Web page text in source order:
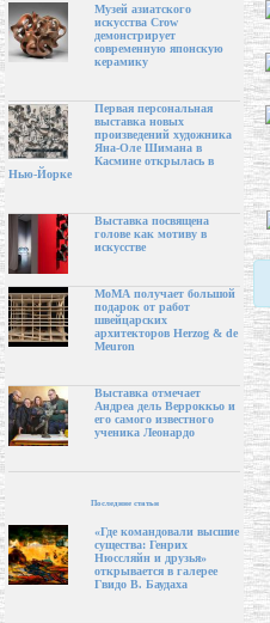
Музей азиатского
искусства Crow
демонстрирует
современную японскую
керамику
Первая персональная
выставка новых
произведений художника
Яна-Оле Шимана в
Касмине открылась в
Нью-Йорке
Выставка посвящена
голове как мотиву в
искусстве
МоМА получает большой
подарок от работ
швейцарских
архитекторов Herzog & de
Meuron
Выставка отмечает
Андреа дель Верроккьо и
его самого известного
ученика Леонардо
Последние статьи
«Где командовали высшие
существа: Генрих
Нюссляйн и друзья»
открывается в галерее
Гвидо В. Баудаха